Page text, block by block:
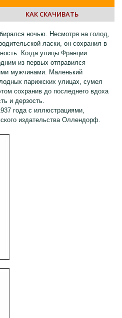
КАК СКАЧИВАТЬ
ночью. Несмотря на голод,
ласки, он сохранил в
Когда улицы Франции
из первых отправился
мужчинами. Маленький
парижских улицах, сумел
сохранив до последнего вдоха
и дерзость.
года с иллюстрациями,
издательства Оллендорф.